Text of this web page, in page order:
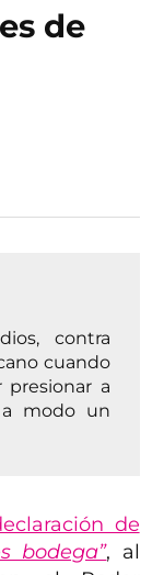
de
contra
cuando
presionar a
a modo un
de
bodega”, al